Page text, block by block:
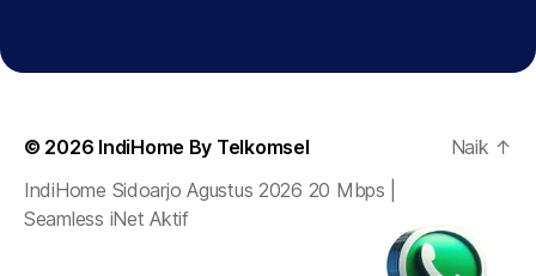
© 2026 IndiHome By Telkomsel
IndiHome Sidoarjo Agustus 2026 20 Mbps |
Seamless iNet Aktif
Naik ↑